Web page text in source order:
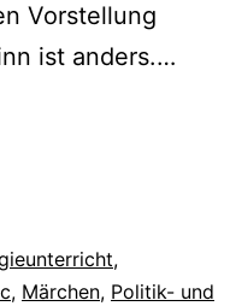
Vorstellung
ist anders.…
,
, Märchen, Politik- und